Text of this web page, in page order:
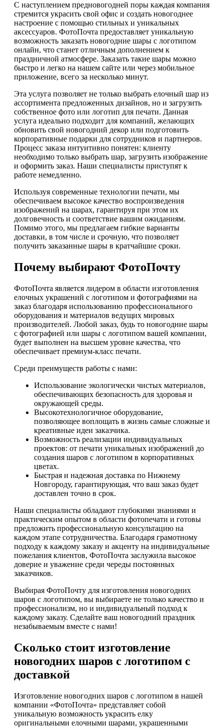
С наступлением предновогодней поры каждая компания
стремится украсить свой офис и создать новогоднее
настроение с помощью стильных и уникальных
аксессуаров. ФотоПочта предоставляет уникальную
возможность заказать новогодние шары с логотипом
онлайн, что станет отличным дополнением к
праздничной атмосфере. Заказать такие шары можно
быстро и легко на нашем сайте или через мобильное
приложение, всего за несколько минут.
Эта услуга позволяет не только выбрать елочный шар из
ассортимента предложенных дизайнов, но и загрузить
собственное фото или логотип для печати. Данная
услуга идеально подходит для компаний, желающих
обновить свой новогодний декор или подготовить
корпоративные подарки для сотрудников и партнеров.
Процесс заказа интуитивно понятен: клиенту
необходимо только выбрать шар, загрузить изображение
и оформить заказ. Наши специалисты приступят к
работе немедленно.
Используя современные технологии печати, мы
обеспечиваем высокое качество воспроизведения
изображений на шарах, гарантируя при этом их
долговечность и соответствие вашим ожиданиям.
Помимо этого, мы предлагаем гибкие варианты
доставки, в том числе и срочную, что позволяет
получить заказанные шары в кратчайшие сроки.
Почему выбирают ФотоПочту
ФотоПочта является лидером в области изготовления
елочных украшений с логотипом и фотографиями на
заказ благодаря использованию профессионального
оборудования и материалов ведущих мировых
производителей. Любой заказ, будь то новогодние шары
с фотографией или шары с логотипом вашей компании,
будет выполнен на высшем уровне качества, что
обеспечивает премиум-класс печати.
Среди преимуществ работы с нами:
Использование экологически чистых материалов,
обеспечивающих безопасность для здоровья и
окружающей среды.
Высокотехнологичное оборудование,
позволяющее воплощать в жизнь самые сложные и
креативные идеи заказчика.
Возможность реализации индивидуальных
проектов: от печати уникальных изображений до
создания шаров с логотипом в корпоративных
цветах.
Быстрая и надежная доставка по Нижнему
Новгороду, гарантирующая, что ваш заказ будет
доставлен точно в срок.
Наши специалисты обладают глубокими знаниями и
практическим опытом в области фотопечати и готовы
предложить профессиональную консультацию на
каждом этапе сотрудничества. Благодаря грамотному
подходу к каждому заказу и акценту на индивидуальные
пожелания клиентов, ФотоПочта заслужила высокое
доверие и уважение среди череды постоянных
заказчиков.
Выбирая ФотоПочту для изготовления новогодних
шаров с логотипом, вы выбираете не только качество и
профессионализм, но и индивидуальный подход к
каждому заказу. Сделайте ваш новогодний праздник
незабываемым вместе с нами!
Сколько стоит изготовление
новогодних шаров с логотипом с
доставкой
Изготовление новогодних шаров с логотипом в нашей
компании «ФотоПочта» представляет собой
уникальную возможность украсить елку
оригинальными елочными шарами, украшенными